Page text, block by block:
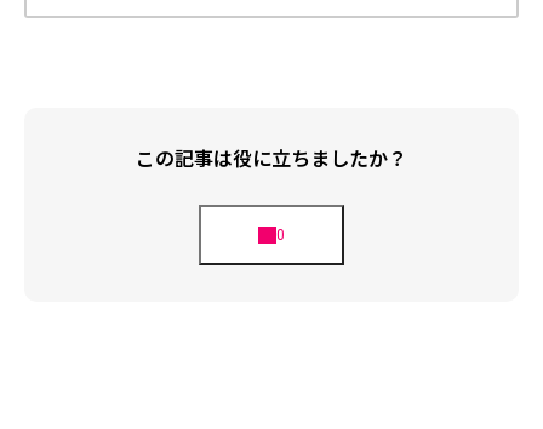
この記事は役に立ちましたか？